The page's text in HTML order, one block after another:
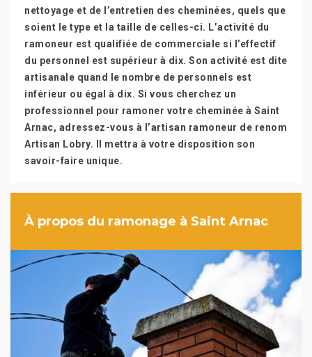
nettoyage et de l’entretien des cheminées, quels que
soient le type et la taille de celles-ci. L’activité du
ramoneur est qualifiée de commerciale si l’effectif
du personnel est supérieur à dix. Son activité est dite
artisanale quand le nombre de personnels est
inférieur ou égal à dix. Si vous cherchez un
professionnel pour ramoner votre cheminée à Saint
Arnac, adressez-vous à l’artisan ramoneur de renom
Artisan Lobry. Il mettra à votre disposition son
savoir-faire unique.
À propos du ramonage à Saint Arnac